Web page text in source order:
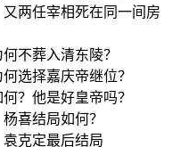
两任宰相死在同一间房
不葬入清东陵？
选择嘉庆帝继位？
？他是好皇帝吗？
喜结局如何？
克定最后结局